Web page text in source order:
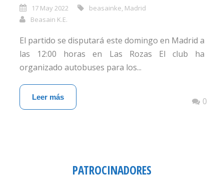
17 May 2022 beasainke, Madrid
Beasain K.E.
El partido se disputará este domingo en Madrid a
las 12:00 horas en Las Rozas El club ha
organizado autobuses para los...
Leer más 0
PATROCINADORES